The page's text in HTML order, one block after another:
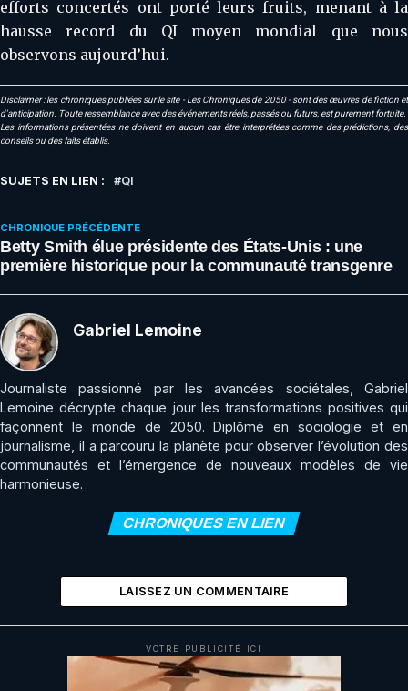
efforts concertés ont porté leurs fruits, menant à la
hausse record du QI moyen mondial que nous
observons aujourd’hui.
Disclaimer : les chroniques publiées sur le site - Les Chroniques de 2050 - sont des œuvres de fiction et
d'anticipation. Toute ressemblance avec des événements réels, passés ou futurs, est purement fortuite.
Les informations présentées ne doivent en aucun cas être interprétées comme des prédictions, des
conseils ou des faits établis.
SUJETS EN LIEN : QI
CHRONIQUE PRÉCÉDENTE
Betty Smith élue présidente des États-Unis : une
première historique pour la communauté transgenre
Gabriel Lemoine
Journaliste passionné par les avancées sociétales, Gabriel
Lemoine décrypte chaque jour les transformations positives qui
façonnent le monde de 2050. Diplômé en sociologie et en
journalisme, il a parcouru la planète pour observer l’évolution des
communautés et l’émergence de nouveaux modèles de vie
harmonieuse.
CHRONIQUES EN LIEN
LAISSEZ UN COMMENTAIRE
VOTRE PUBLICITÉ ICI